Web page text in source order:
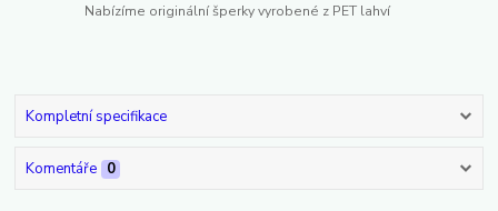
Nabízíme originální šperky vyrobené z PET lahví
Kompletní specifikace
Komentáře 0